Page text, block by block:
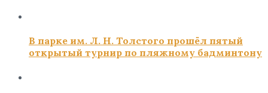
В парке им. Л. Н. Толстого прошёл пятый
открытый турнир по пляжному бадминтону